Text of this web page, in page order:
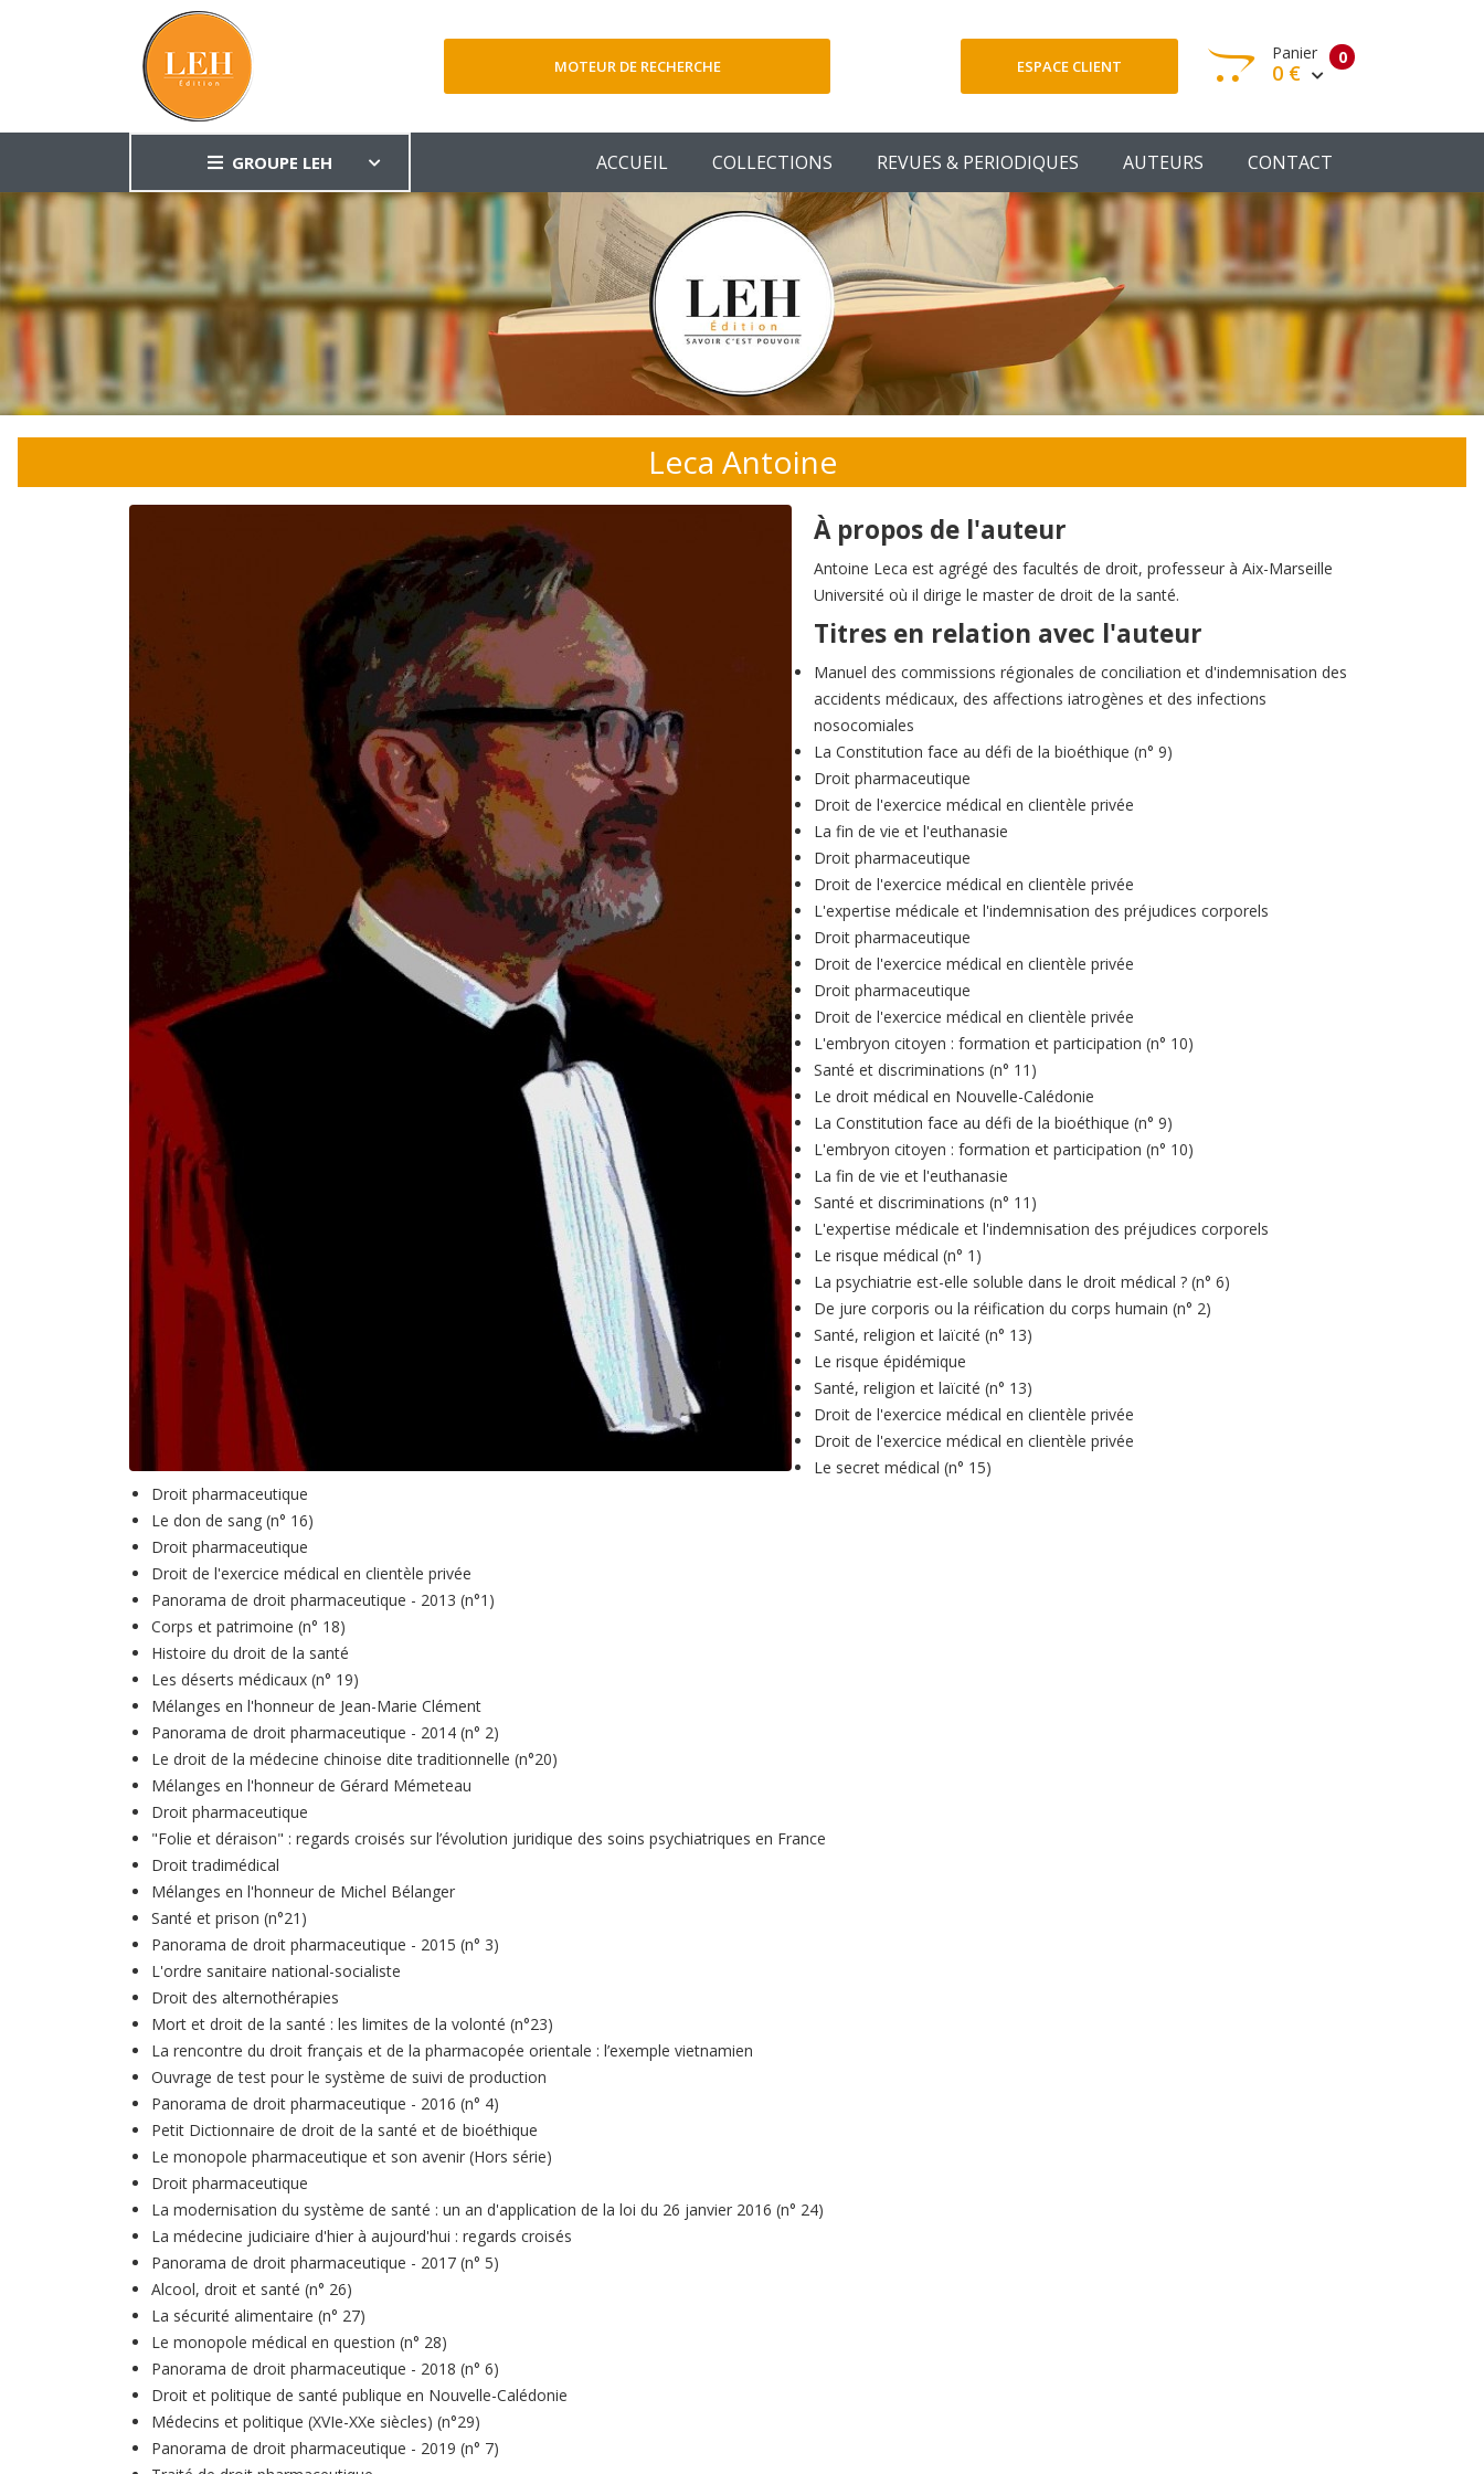
MOTEUR DE RECHERCHE ESPACE CLIENT 0
Panier
0 €
Votre panier est vide
Votre Panier
GROUPE LEH ACCUEIL COLLECTIONS REVUES & PERIODIQUES AUTEURS CONTACT
Leca Antoine
À propos de l'auteur
Antoine Leca est agrégé des facultés de droit, professeur à Aix-Marseille
Université où il dirige le master de droit de la santé.
Titres en relation avec l'auteur
Manuel des commissions régionales de conciliation et d'indemnisation des
accidents médicaux, des affections iatrogènes et des infections
nosocomiales
La Constitution face au défi de la bioéthique (n° 9)
Droit pharmaceutique
Droit de l'exercice médical en clientèle privée
La fin de vie et l'euthanasie
Droit pharmaceutique
Droit de l'exercice médical en clientèle privée
L'expertise médicale et l'indemnisation des préjudices corporels
Droit pharmaceutique
Droit de l'exercice médical en clientèle privée
Droit pharmaceutique
Droit de l'exercice médical en clientèle privée
L'embryon citoyen : formation et participation (n° 10)
Santé et discriminations (n° 11)
Le droit médical en Nouvelle-Calédonie
La Constitution face au défi de la bioéthique (n° 9)
L'embryon citoyen : formation et participation (n° 10)
La fin de vie et l'euthanasie
Santé et discriminations (n° 11)
L'expertise médicale et l'indemnisation des préjudices corporels
Le risque médical (n° 1)
La psychiatrie est-elle soluble dans le droit médical ? (n° 6)
De jure corporis ou la réification du corps humain (n° 2)
Santé, religion et laïcité (n° 13)
Le risque épidémique
Santé, religion et laïcité (n° 13)
Droit de l'exercice médical en clientèle privée
Droit de l'exercice médical en clientèle privée
Le secret médical (n° 15)
Droit pharmaceutique
Le don de sang (n° 16)
Droit pharmaceutique
Droit de l'exercice médical en clientèle privée
Panorama de droit pharmaceutique - 2013 (n°1)
Corps et patrimoine (n° 18)
Histoire du droit de la santé
Les déserts médicaux (n° 19)
Mélanges en l'honneur de Jean-Marie Clément
Panorama de droit pharmaceutique - 2014 (n° 2)
Le droit de la médecine chinoise dite traditionnelle (n°20)
Mélanges en l'honneur de Gérard Mémeteau
Droit pharmaceutique
"Folie et déraison" : regards croisés sur l’évolution juridique des soins psychiatriques en France
Droit tradimédical
Mélanges en l'honneur de Michel Bélanger
Santé et prison (n°21)
Panorama de droit pharmaceutique - 2015 (n° 3)
L'ordre sanitaire national-socialiste
Droit des alternothérapies
Mort et droit de la santé : les limites de la volonté (n°23)
La rencontre du droit français et de la pharmacopée orientale : l’exemple vietnamien
Ouvrage de test pour le système de suivi de production
Panorama de droit pharmaceutique - 2016 (n° 4)
Petit Dictionnaire de droit de la santé et de bioéthique
Le monopole pharmaceutique et son avenir (Hors série)
Droit pharmaceutique
La modernisation du système de santé : un an d'application de la loi du 26 janvier 2016 (n° 24)
La médecine judiciaire d'hier à aujourd'hui : regards croisés
Panorama de droit pharmaceutique - 2017 (n° 5)
Alcool, droit et santé (n° 26)
La sécurité alimentaire (n° 27)
Le monopole médical en question (n° 28)
Panorama de droit pharmaceutique - 2018 (n° 6)
Droit et politique de santé publique en Nouvelle-Calédonie
Médecins et politique (XVIe-XXe siècles) (n°29)
Panorama de droit pharmaceutique - 2019 (n° 7)